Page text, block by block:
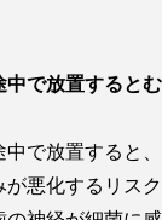
中で放置すると
中で放置すると
が悪化するリス